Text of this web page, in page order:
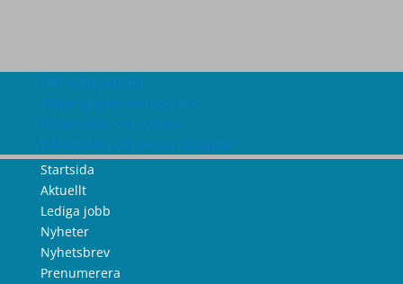
Om webbplatsen
Tillgänglighetsredogörelse
Information om cookies
Information om personuppgifter
Startsida
Aktuellt
Lediga jobb
Nyheter
Nyhetsbrev
Prenumerera